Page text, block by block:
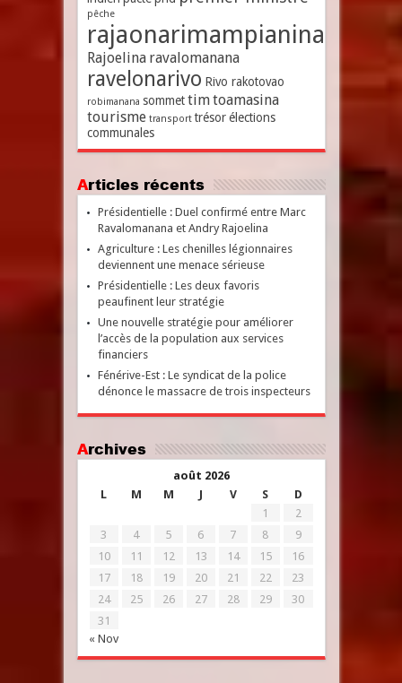
pêche
rajaonarimampianina
Rajoelina ravalomanana
ravelonarivo Rivo rakotovao
robimanana sommet timtoamasina
tourisme transport trésor élections
communales
Articles récents
Présidentielle : Duel confirmé entre Marc
Ravalomanana et Andry Rajoelina
Agriculture : Les chenilles légionnaires
deviennent une menace sérieuse
Présidentielle : Les deux favoris
peaufinent leur stratégie
Une nouvelle stratégie pour améliorer
l’accès de la population aux services
financiers
Fénérive-Est : Le syndicat de la police
dénonce le massacre de trois inspecteurs
Archives
août 2026
L
M M J V S D
« Nov
1
2
3
4 5 6 7 8
9
10
11 12 13 14 15
16
17
18 19 20 21 22
23
24
25 26 27 28 29
30
31